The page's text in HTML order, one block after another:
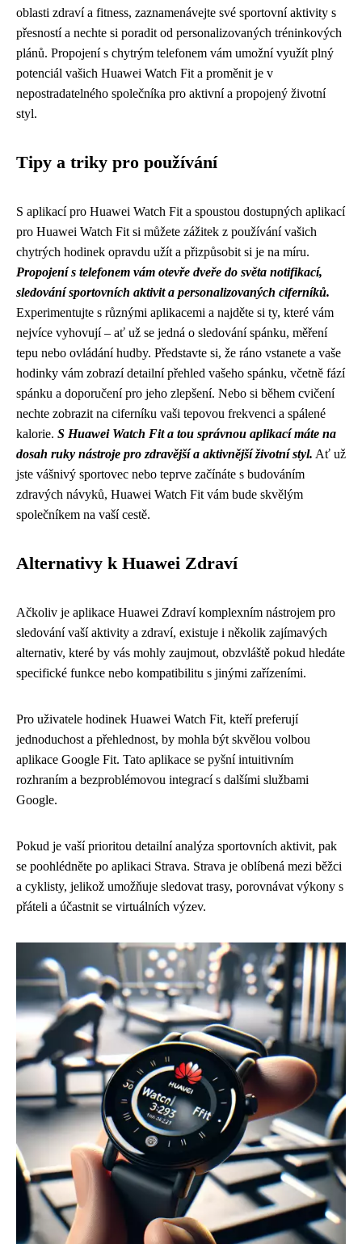
oblasti zdraví a fitness, zaznamenávejte své sportovní aktivity s
přesností a nechte si poradit od personalizovaných tréninkových
plánů. Propojení s chytrým telefonem vám umožní využít plný
potenciál vašich Huawei Watch Fit a proměnit je v
nepostradatelného společníka pro aktivní a propojený životní
styl.
Tipy a triky pro používání
S aplikací pro Huawei Watch Fit a spoustou dostupných aplikací
pro Huawei Watch Fit si můžete zážitek z používání vašich
chytrých hodinek opravdu užít a přizpůsobit si je na míru.
Propojení s telefonem vám otevře dveře do světa notifikací,
sledování sportovních aktivit a personalizovaných ciferníků.
Experimentujte s různými aplikacemi a najděte si ty, které vám
nejvíce vyhovují – ať už se jedná o sledování spánku, měření
tepu nebo ovládání hudby. Představte si, že ráno vstanete a vaše
hodinky vám zobrazí detailní přehled vašeho spánku, včetně fází
spánku a doporučení pro jeho zlepšení. Nebo si během cvičení
nechte zobrazit na ciferníku vaši tepovou frekvenci a spálené
kalorie. S Huawei Watch Fit a tou správnou aplikací máte na
dosah ruky nástroje pro zdravější a aktivnější životní styl. Ať už
jste vášnivý sportovec nebo teprve začínáte s budováním
zdravých návyků, Huawei Watch Fit vám bude skvělým
společníkem na vaší cestě.
Alternativy k Huawei Zdraví
Ačkoliv je aplikace Huawei Zdraví komplexním nástrojem pro
sledování vaší aktivity a zdraví, existuje i několik zajímavých
alternativ, které by vás mohly zaujmout, obzvláště pokud hledáte
specifické funkce nebo kompatibilitu s jinými zařízeními.
Pro uživatele hodinek Huawei Watch Fit, kteří preferují
jednoduchost a přehlednost, by mohla být skvělou volbou
aplikace Google Fit. Tato aplikace se pyšní intuitivním
rozhraním a bezproblémovou integrací s dalšími službami
Google.
Pokud je vaší prioritou detailní analýza sportovních aktivit, pak
se poohlédněte po aplikaci Strava. Strava je oblíbená mezi běžci
a cyklisty, jelikož umožňuje sledovat trasy, porovnávat výkony s
přáteli a účastnit se virtuálních výzev.